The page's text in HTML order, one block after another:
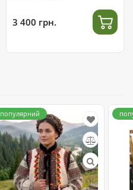
3 400 грн.
популярний